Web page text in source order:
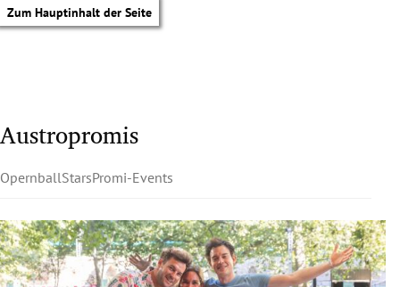
Zum Hauptinhalt der Seite
Austropromis
OpernballStarsPromi-Events